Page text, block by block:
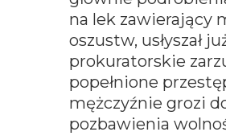
na lek zawierający
oszustw, usłyszał
prokuratorskie
popełnione
mężczyźnie grozi
pozbawienia